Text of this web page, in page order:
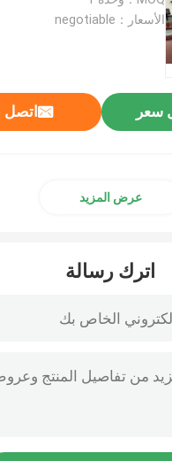
المعلمات
في وحدة العناية المركزة
الولادة
العوامل
الأسعار：negotiable
سعر اتصل
عرض المزيد
اترك رسالة